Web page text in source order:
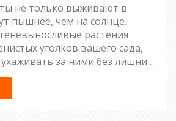
не только выживают в
пышнее, чем на солнце.
растения
уголков вашего сада,
за ними без лишних